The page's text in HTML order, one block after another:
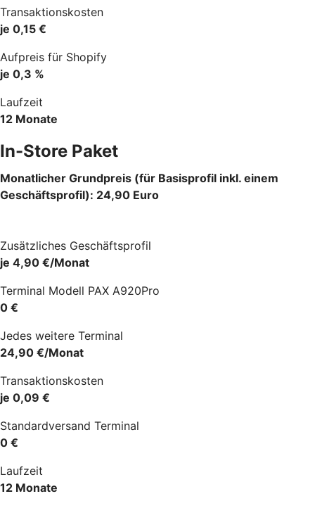
Transaktionskosten
je 0,15 €
Aufpreis für Shopify
je 0,3 %
Laufzeit
12 Monate
In-Store Paket
Monatlicher Grundpreis (für Basisprofil inkl. einem
Geschäftsprofil): 24,90 Euro
Zusätzliches Geschäftsprofil
je 4,90 €/Monat
Terminal Modell PAX A920Pro
0 €
Jedes weitere Terminal
24,90 €/Monat
Transaktionskosten
je 0,09 €
Standardversand Terminal
0 €
Laufzeit
12 Monate